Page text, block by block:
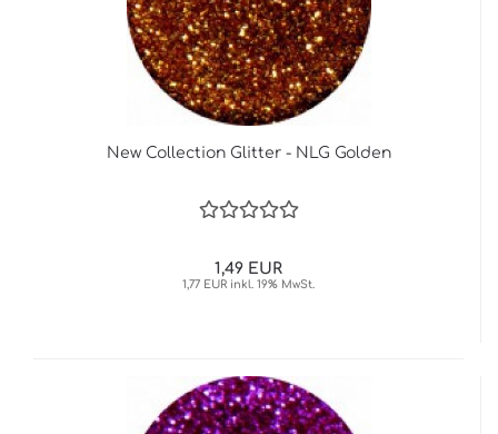
New Collection Glitter - NLG Golden
1,49 EUR
1,77 EUR inkl. 19% MwSt.